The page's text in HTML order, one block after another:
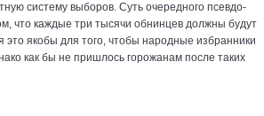
систему выборов. Суть очередного псевдо-
что каждые три тысячи обнинцев должны будут
это якобы для того, чтобы народные избранники
как бы не пришлось горожанам после таких